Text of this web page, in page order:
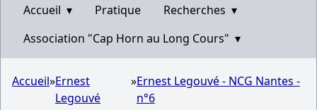
Accueil ▾ Pratique Recherches ▾
Association "Cap Horn au Long Cours" ▾
Accueil»Ernest
Legouvé
»Ernest Legouvé - NCG Nantes -
n°6